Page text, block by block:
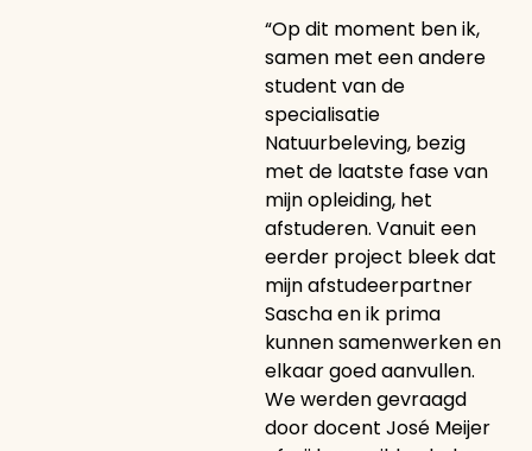
“Op dit moment ben ik,
samen met een andere
student van de
specialisatie
Natuurbeleving, bezig
met de laatste fase van
mijn opleiding, het
afstuderen. Vanuit een
eerder project bleek dat
mijn afstudeerpartner
Sascha en ik prima
kunnen samenwerken en
elkaar goed aanvullen.
We werden gevraagd
door docent José Meijer